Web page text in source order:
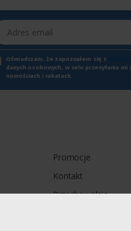
email
Oświadczam, że zapoznałem się z
danych osobowych, w celu przesyłania
nowościach i rabatach.
Promocje
Kontakt
Przechowalnia